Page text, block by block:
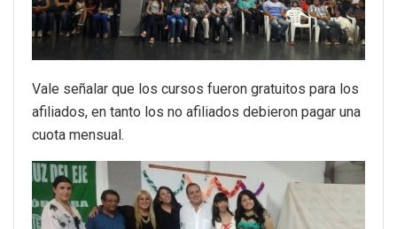
Vale señalar que los cursos fueron gratuitos para los
afiliados, en tanto los no afiliados debieron pagar una
cuota mensual.